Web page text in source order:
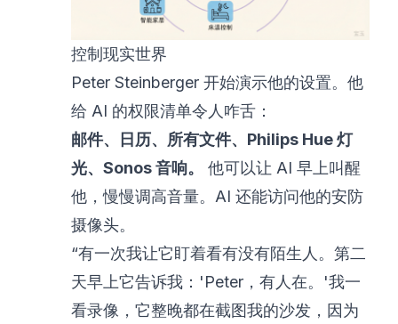
控制现实世界
Peter Steinberger 开始演示他的设置。他
给 AI 的权限清单令人咋舌：
邮件、日历、所有文件、Philips Hue 灯
光、Sonos 音响。
他可以让 AI 早上叫醒
他，慢慢调高音量。AI 还能访问他的安防
摄像头。
“有一次我让它盯着看有没有陌生人。第二
天早上它告诉我：'Peter，有人在。'我一
看录像，它整晚都在截图我的沙发，因为